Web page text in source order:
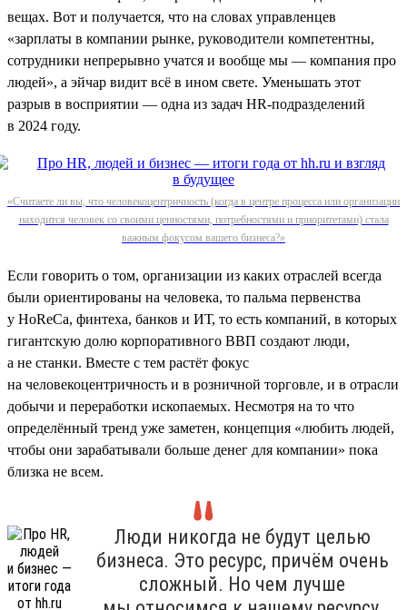
вещах. Вот и получается, что на словах управленцев
«зарплаты в компании рынке, руководители компетентны,
сотрудники непрерывно учатся и вообще мы — компания про
людей», а эйчар видит всё в ином свете. Уменьшать этот
разрыв в восприятии — одна из задач HR-подразделений
в 2024 году.
«Считаете ли вы, что человекоцентричность (когда в центре процесса или организации
находится человек со своими ценностями, потребностями и приоритетами) стала
важным фокусом вашего бизнеса?»
Если говорить о том, организации из каких отраслей всегда
были ориентированы на человека, то пальма первенства
у HoReCa, финтеха, банков и ИТ, то есть компаний, в которых
гигантскую долю корпоративного ВВП создают люди,
а не станки. Вместе с тем растёт фокус
на человекоцентричность и в розничной торговле, и в отрасли
добычи и переработки ископаемых. Несмотря на то что
определённый тренд уже заметен, концепция «любить людей,
чтобы они зарабатывали больше денег для компании» пока
близка не всем.
Люди никогда не будут целью
бизнеса. Это ресурс, причём очень
сложный. Но чем лучше